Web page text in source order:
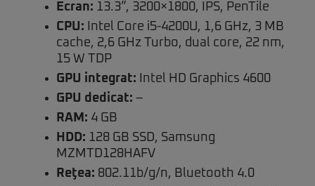
Ecran: 13.3”, 3200×1800, IPS, PenTile
CPU: Intel Core i5-4200U, 1,6 GHz, 3 MB
cache, 2,6 GHz Turbo, dual core, 22 nm,
15 W TDP
GPU integrat: Intel HD Graphics 4600
GPU dedicat: –
RAM: 4 GB
HDD: 128 GB SSD, Samsung
MZMTD128HAFV
Reţea: 802.11b/g/n, Bluetooth 4.0